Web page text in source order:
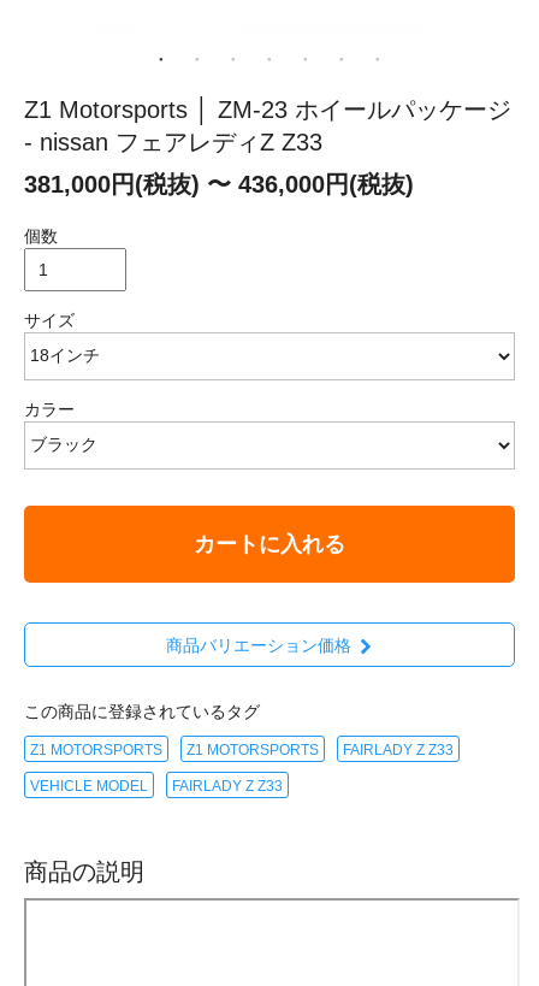
Z1 Motorsports │ ZM-23 ホイールパッケージ
- nissan フェアレディZ Z33
381,000円(税抜) 〜 436,000円(税抜)
個数
サイズ
カラー
カートに入れる
商品バリエーション価格
この商品に登録されているタグ
Z1 MOTORSPORTS Z1 MOTORSPORTS FAIRLADY Z Z33
VEHICLE MODEL FAIRLADY Z Z33
商品の説明